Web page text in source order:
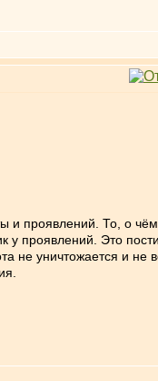
и проявлений. То, о
у проявлений. Это
не уничтожается и не